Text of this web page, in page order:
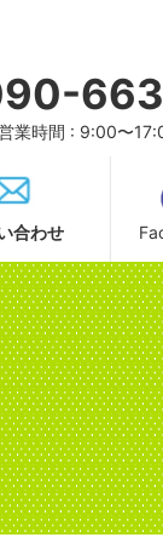
業時間 : 9:00〜
合わせ